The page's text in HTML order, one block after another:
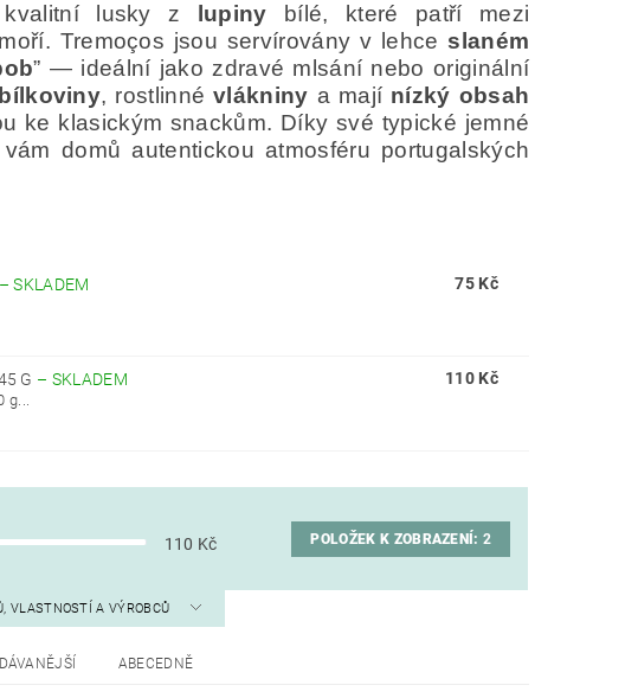
lusky z lupiny bílé, které patří mezi
Tremoços jsou servírovány v lehce slaném
” — ideální jako zdravé mlsání nebo originální
bílkoviny, rostlinné vlákniny a mají nízký obsah
ke klasickým snackům. Díky své typické jemné
domů autentickou atmosféru portugalských
–SKLADEM 75 Kč
G – SKLADEM
g...
110 Kč
110 Kč POLOŽEK K ZOBRAZENÍ:2
VLASTNOSTÍ A VÝROBCŮ
ABECEDNĚ